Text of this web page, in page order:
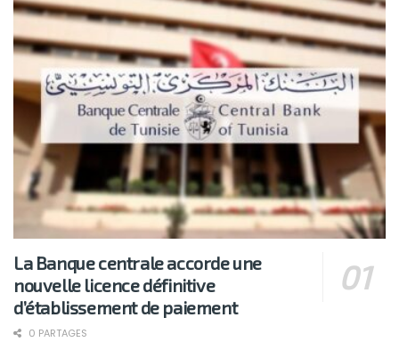
La Banque centrale accorde une
nouvelle licence définitive
d’établissement de paiement
0 PARTAGES